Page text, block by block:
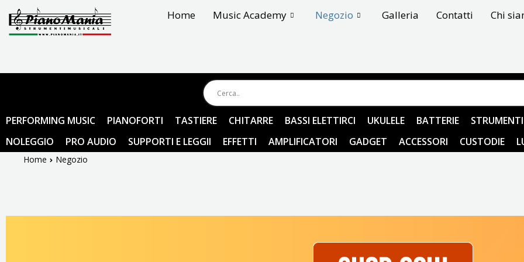
contenuto
Home Music Academy Negozio Galleria Contatti Chi
PERFORMING MUSIC PIANOFORTI TASTIERE CHITARRE BASSI ELETTIRCI UKULELE BATTERIE
NOLEGGIO
PRO AUDIO SUPPORTI E LEGGII EFFETTI AMPLIFICATORI GADGET ACCESSORI CUSTODIE
Home Negozio